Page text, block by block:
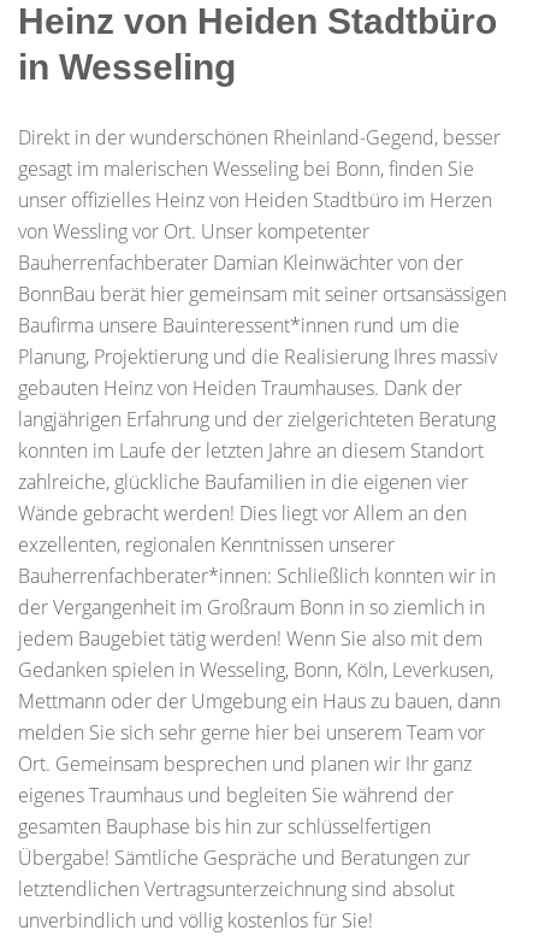
Heinz von Heiden Stadtbüro
in Wesseling
Direkt in der wunderschönen Rheinland-Gegend, besser
gesagt im malerischen Wesseling bei Bonn, finden Sie
unser offizielles Heinz von Heiden Stadtbüro im Herzen
von Wessling vor Ort. Unser kompetenter
Bauherrenfachberater Damian Kleinwächter von der
BonnBau berät hier gemeinsam mit seiner ortsansässigen
Baufirma unsere Bauinteressent*innen rund um die
Planung, Projektierung und die Realisierung Ihres massiv
gebauten Heinz von Heiden Traumhauses. Dank der
langjährigen Erfahrung und der zielgerichteten Beratung
konnten im Laufe der letzten Jahre an diesem Standort
zahlreiche, glückliche Baufamilien in die eigenen vier
Wände gebracht werden! Dies liegt vor Allem an den
exzellenten, regionalen Kenntnissen unserer
Bauherrenfachberater*innen: Schließlich konnten wir in
der Vergangenheit im Großraum Bonn in so ziemlich in
jedem Baugebiet tätig werden! Wenn Sie also mit dem
Gedanken spielen in Wesseling, Bonn, Köln, Leverkusen,
Mettmann oder der Umgebung ein Haus zu bauen, dann
melden Sie sich sehr gerne hier bei unserem Team vor
Ort. Gemeinsam besprechen und planen wir Ihr ganz
eigenes Traumhaus und begleiten Sie während der
gesamten Bauphase bis hin zur schlüsselfertigen
Übergabe! Sämtliche Gespräche und Beratungen zur
letztendlichen Vertragsunterzeichnung sind absolut
unverbindlich und völlig kostenlos für Sie!